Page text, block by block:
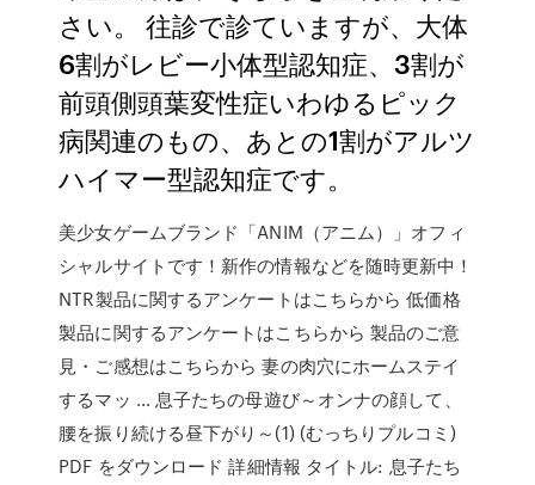
さい。 往診で診ていますが、大体
6割がレビー小体型認知症、3割が
前頭側頭葉変性症いわゆるピック
病関連のもの、あとの1割がアルツ
ハイマー型認知症です。
美少女ゲームブランド「ANIM（アニム）」オフィ
シャルサイトです！新作の情報などを随時更新中！
NTR製品に関するアンケートはこちらから 低価格
製品に関するアンケートはこちらから 製品のご意
見・ご感想はこちらから 妻の肉穴にホームステイ
するマッ … 息子たちの母遊び～オンナの顔して、
腰を振り続ける昼下がり～(1) (むっちりプルコミ)
PDF をダウンロード 詳細情報 タイトル: 息子たち